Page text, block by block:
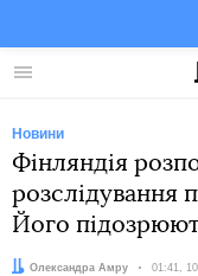
Меню
Новини
Фінляндія
розслідування
Його
Автор:
Олександра Амру Дата:
01:41,